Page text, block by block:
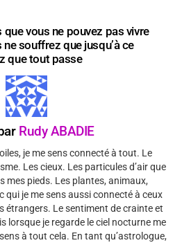
vous ne pouvez pas vivre
ne souffrez que jusqu’à ce
que tout passe
Rudy ABADIE
je me sens connecté à tout. Le
Les cieux. Les particules d’air que
mes pieds. Les plantes, animaux,
qui je me sens aussi connecté à ceux
étrangers. Le sentiment de crainte et
lorsque je regarde le ciel nocturne me
à tout cela. En tant qu’astrologue,